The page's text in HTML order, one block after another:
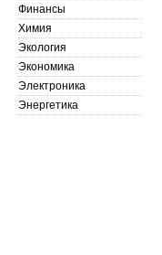
Финансы
Химия
Экология
Экономика
Электроника
Энергетика